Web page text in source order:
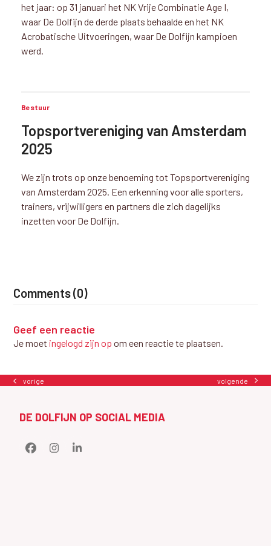
het jaar: op 31 januari het NK Vrije Combinatie Age I,
waar De Dolfijn de derde plaats behaalde en het NK
Acrobatische Uitvoeringen, waar De Dolfijn kampioen
werd.
Bestuur
Topsportvereniging van Amsterdam
2025
We zijn trots op onze benoeming tot Topsportvereniging
van Amsterdam 2025. Een erkenning voor alle sporters,
trainers, vrijwilligers en partners die zich dagelijks
inzetten voor De Dolfijn.
Comments (0)
Geef een reactie
Je moet ingelogd zijn op om een reactie te plaatsen.
previous
vorige
next
volgende
DE DOLFIJN OP SOCIAL MEDIA
FacebookInstagramLinkedIn